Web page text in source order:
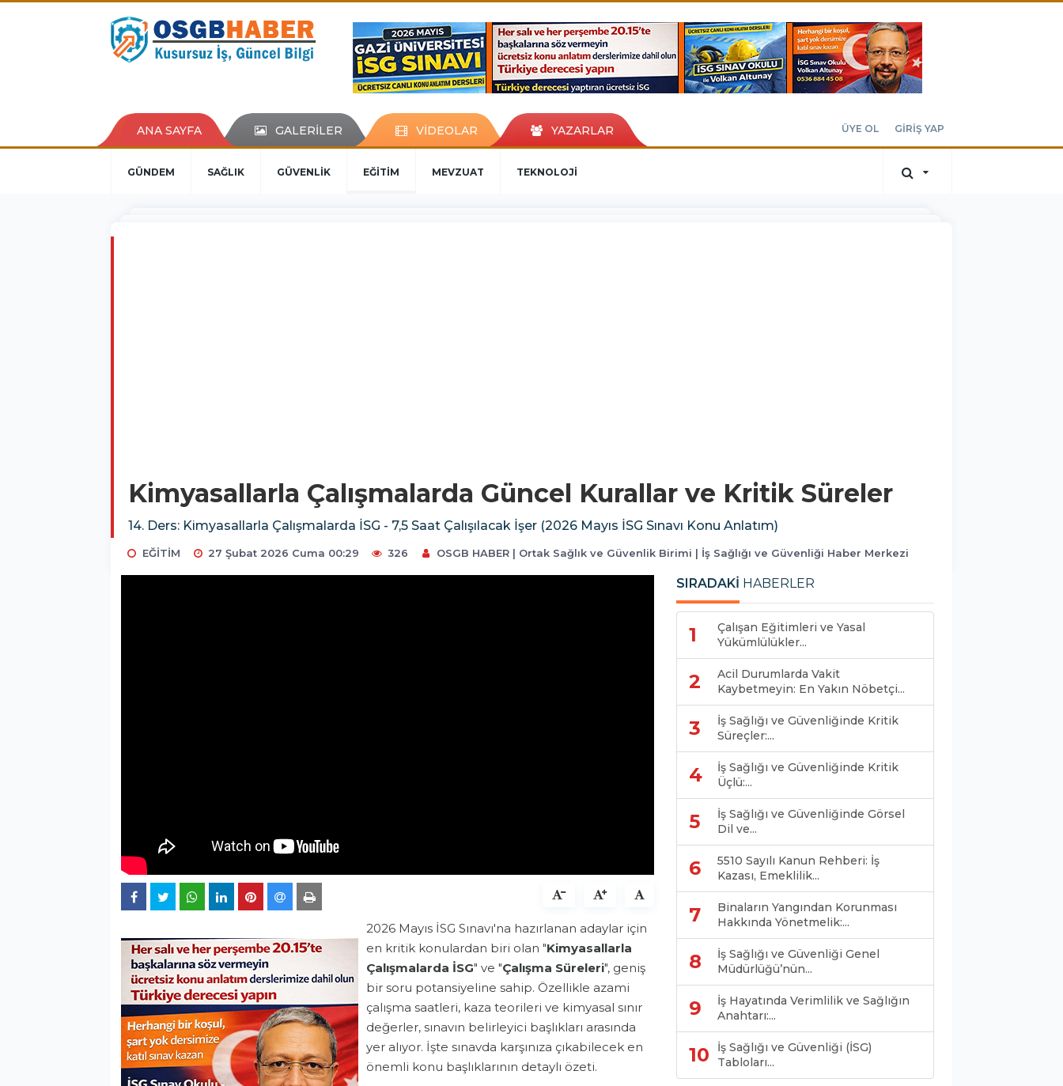
ANA SAYFA GALERİLER VİDEOLAR YAZARLAR ÜYE OL GİRİŞ YAP
GÜNDEM SAĞLIK GÜVENLİK EĞİTİM MEVZUAT TEKNOLOJİ
Kimyasallarla Çalışmalarda Güncel Kurallar ve Kritik Süreler
14. Ders: Kimyasallarla Çalışmalarda İSG - 7,5 Saat Çalışılacak İşer (2026 Mayıs İSG Sınavı Konu Anlatım)
EĞİTİM 27 Şubat 2026 Cuma 00:29 326 OSGB HABER | Ortak Sağlık ve Güvenlik Birimi | İş Sağlığı ve Güvenliği Haber Merkezi
2026 Mayıs İSG Sınavı'na hazırlanan adaylar için
en kritik konulardan biri olan "Kimyasallarla
Çalışmalarda İSG" ve "Çalışma Süreleri", geniş
bir soru potansiyeline sahip. Özellikle azami
çalışma saatleri, kaza teorileri ve kimyasal sınır
değerler, sınavın belirleyici başlıkları arasında
yer alıyor. İşte sınavda karşınıza çıkabilecek en
önemli konu başlıklarının detaylı özeti.
SIRADAKİ HABERLER
1
Çalışan Eğitimleri ve Yasal
Yükümlülükler...
2
Acil Durumlarda Vakit
Kaybetmeyin: En Yakın Nöbetçi...
3
İş Sağlığı ve Güvenliğinde Kritik
Süreçler:...
4
İş Sağlığı ve Güvenliğinde Kritik
Üçlü:...
5
İş Sağlığı ve Güvenliğinde Görsel
Dil ve...
6
5510 Sayılı Kanun Rehberi: İş
Kazası, Emeklilik...
7
Binaların Yangından Korunması
Hakkında Yönetmelik:...
8
İş Sağlığı ve Güvenliği Genel
Müdürlüğü’nün...
9
İş Hayatında Verimlilik ve Sağlığın
Anahtarı:...
10
İş Sağlığı ve Güvenliği (İSG)
Tabloları...